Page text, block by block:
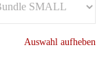
Auswahl aufheben